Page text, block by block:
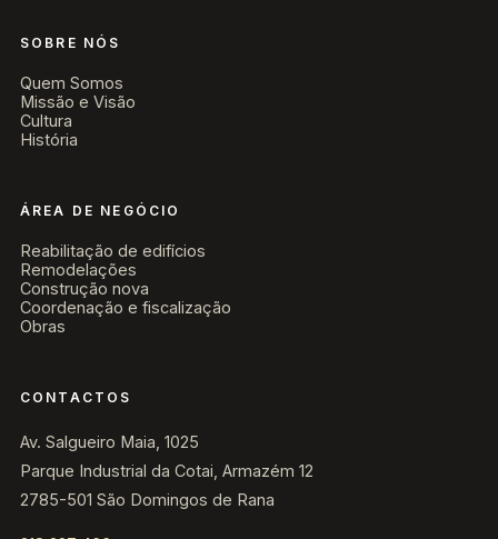
SOBRE NÓS
Quem Somos
Missão e Visão
Cultura
História
ÁREA DE NEGÓCIO
Reabilitação de edifícios
Remodelações
Construção nova
Coordenação e fiscalização
Obras
CONTACTOS
Av. Salgueiro Maia, 1025
Parque Industrial da Cotai, Armazém 12
2785-501 São Domingos de Rana